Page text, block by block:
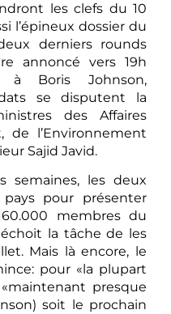
les clefs du 10
l’épineux dossier du
derniers rounds
annoncé vers 19h
à Boris Johnson,
se disputent la
des Affaires
de l’Environnement
Sajid Javid.
semaines, les deux
pour présenter
membres du
la tâche de les
Mais là encore, le
pour «la plupart
presque
soit le prochain